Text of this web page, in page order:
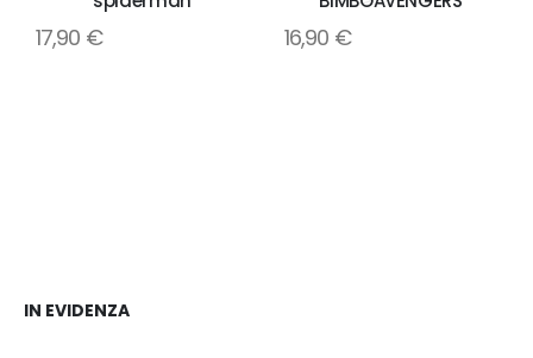
Aggiungi
17,90 €
Aggiungi
16,90 €
IN EVIDENZA